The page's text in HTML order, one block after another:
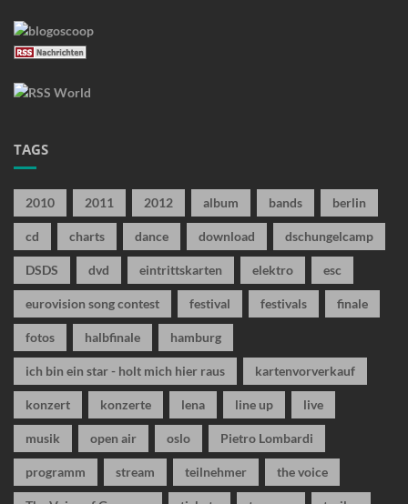
TAGS
2010 2011 2012 album bands berlin
cd charts dance download dschungelcamp
DSDS dvd eintrittskarten elektro esc
eurovision song contest festival festivals finale
fotos halbfinale hamburg
ich bin ein star - holt mich hier raus kartenvorverkauf
konzert konzerte lena line up live
musik open air oslo Pietro Lombardi
programm stream teilnehmer the voice